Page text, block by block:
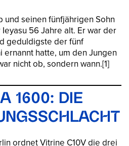
und seinen fünfjährigen Sohn
56 Jahre alt. Er war der
geduldigste der fünf
hatte, um den Jungen
nicht ob, sondern wann.[1]
1600: DIE
ordnet Vitrine C10V die drei